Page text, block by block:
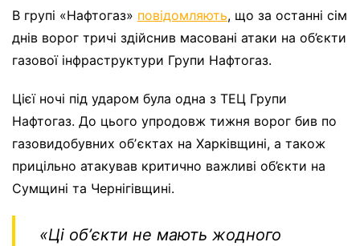
В групі «Нафтогаз» повідомляють, що за останні сім
днів ворог тричі здійснив масовані атаки на об’єкти
газової інфраструктури Групи Нафтогаз.
Цієї ночі під ударом була одна з ТЕЦ Групи
Нафтогаз. До цього упродовж тижня ворог бив по
газовидобувних обʼєктах на Харківщині, а також
прицільно атакував критично важливі об’єкти на
Сумщині та Чернігівщині.
«Ці обʼєкти не мають жодного